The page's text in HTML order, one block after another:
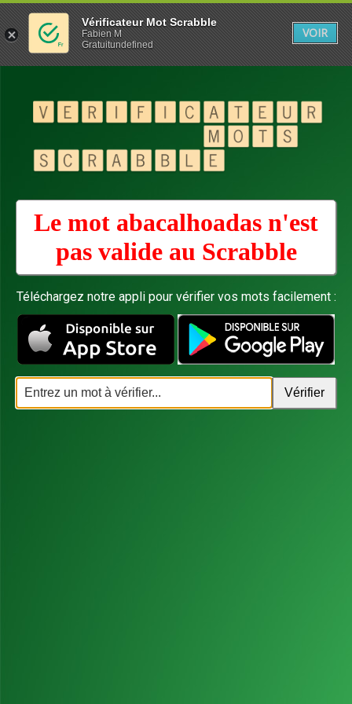
Le mot abacalhoadas n'est
pas valide au Scrabble
Téléchargez notre appli pour vérifier vos mots facilement :
Vérificateur Mot Scrabble
Fabien M
Gratuitundefined
VOIR